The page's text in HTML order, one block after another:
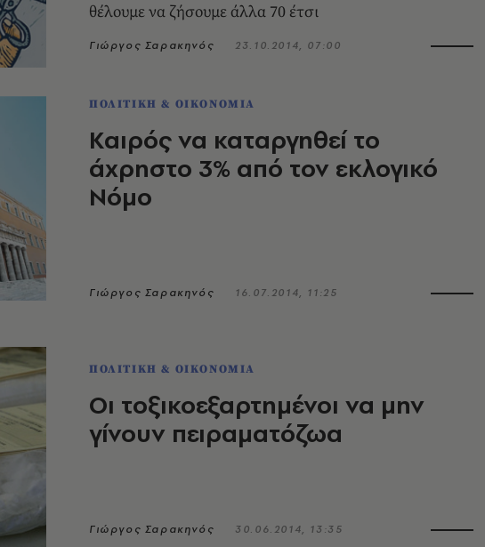
θέλουμε να ζήσουμε άλλα 70 έτσι
Γιώργος Σαρακηνός 23.10.2014, 07:00
ΠΟΛΙΤΙΚΗ & ΟΙΚΟΝΟΜΙΑ
Καιρός να καταργηθεί το
άχρηστο 3% από τον εκλογικό
Νόμο
Γιώργος Σαρακηνός 16.07.2014, 11:25
ΠΟΛΙΤΙΚΗ & ΟΙΚΟΝΟΜΙΑ
Οι τοξικοεξαρτημένοι να μην
γίνουν πειραματόζωα
Γιώργος Σαρακηνός 30.06.2014, 13:35